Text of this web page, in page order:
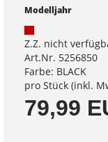
Modelljahr
Z.Z. nicht
Art.Nr. 5256850
Farbe: BLACK
pro Stück (inkl.
79,99